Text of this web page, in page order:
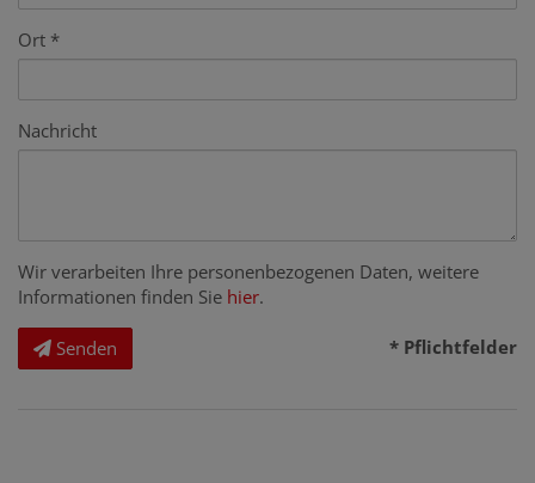
Ort
Nachricht
Wir verarbeiten Ihre personenbezogenen Daten, weitere
Informationen finden Sie hier.
Senden * Pflichtfelder